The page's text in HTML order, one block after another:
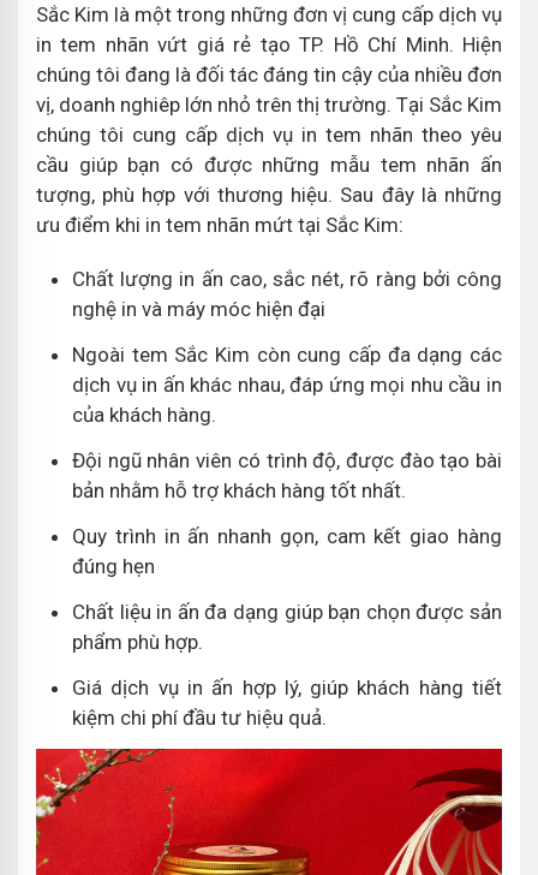
Sắc Kim là một trong những đơn vị cung cấp dịch vụ
in tem nhãn vứt giá rẻ tạo TP. Hồ Chí Minh. Hiện
chúng tôi đang là đối tác đáng tin cậy của nhiều đơn
vị, doanh nghiêp lớn nhỏ trên thị trường. Tại Sắc Kim
chúng tôi cung cấp dịch vụ in tem nhãn theo yêu
cầu giúp bạn có được những mẫu tem nhãn ấn
tượng, phù hợp với thương hiệu. Sau đây là những
ưu điểm khi in tem nhãn mứt tại Sắc Kim:
Chất lượng in ấn cao, sắc nét, rõ ràng bởi công
nghệ in và máy móc hiện đại
Ngoài tem Sắc Kim còn cung cấp đa dạng các
dịch vụ in ấn khác nhau, đáp ứng mọi nhu cầu in
của khách hàng.
Đội ngũ nhân viên có trình độ, được đào tạo bài
bản nhằm hỗ trợ khách hàng tốt nhất.
Quy trình in ấn nhanh gọn, cam kết giao hàng
đúng hẹn
Chất liệu in ấn đa dạng giúp bạn chọn được sản
phẩm phù hợp.
Giá dịch vụ in ấn hợp lý, giúp khách hàng tiết
kiệm chi phí đầu tư hiệu quả.